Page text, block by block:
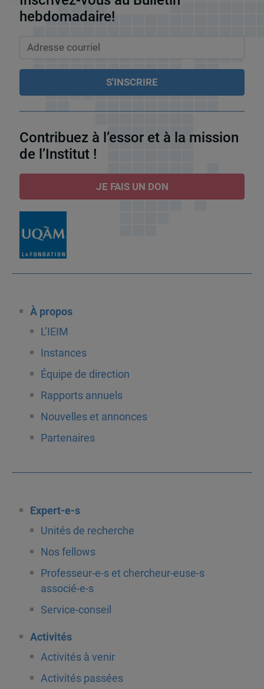
hebdomadaire!
Contribuez à l’essor et à la mission
de l’Institut !
JE FAIS UN DON
À propos
L’IEIM
Instances
Équipe de direction
Rapports annuels
Nouvelles et annonces
Partenaires
Expert-e-s
Unités de recherche
Nos fellows
Professeur-e-s et chercheur-euse-s
associé-e-s
Service-conseil
Activités
Activités à venir
Activités passées